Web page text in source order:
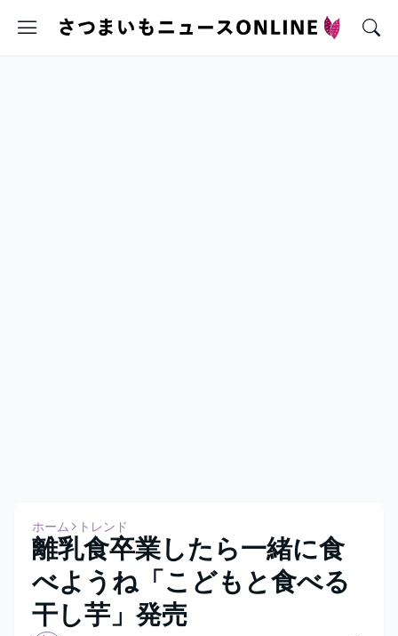
ホーム トレンド
離乳食卒業したら一緒に食
べようね「こどもと食べる
干し芋」発売